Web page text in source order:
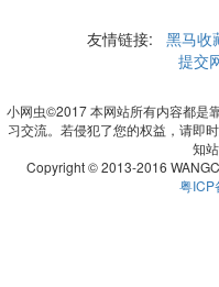
友情链接: 黑马收
提交
小网虫©2017 本网站所有内容都是
习交流。若侵犯了您的权益，请即
知
Copyright © 2013-2016
粤ICP